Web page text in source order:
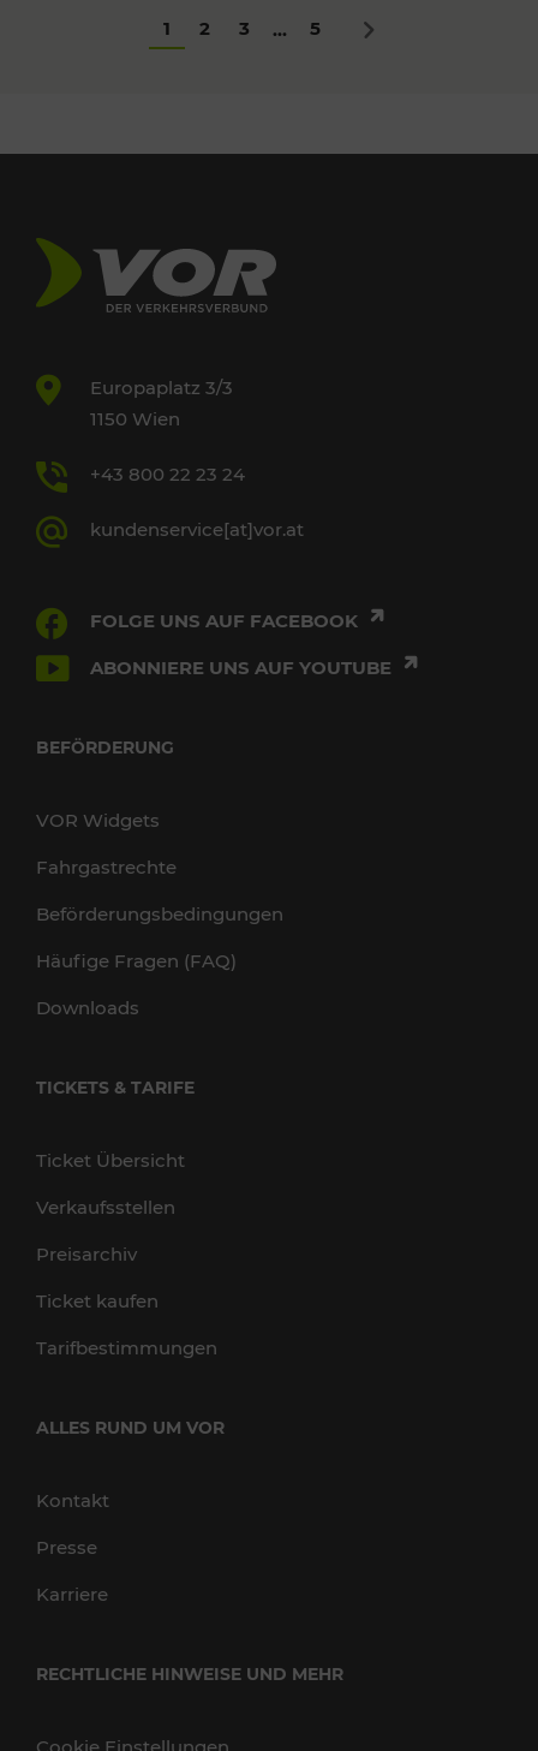
1 2 3 ... 5 Nächstes
Europaplatz 3/3
1150 Wien
+43 800 22 23 24
kundenservice[at]vor.at
FOLGE UNS AUF FACEBOOK
ABONNIERE UNS AUF YOUTUBE
BEFÖRDERUNG
VOR Widgets
Fahrgastrechte
Beförderungsbedingungen
Häufige Fragen (FAQ)
Downloads
TICKETS & TARIFE
Ticket Übersicht
Verkaufsstellen
Preisarchiv
Ticket kaufen
Tarifbestimmungen
ALLES RUND UM VOR
Kontakt
Presse
Karriere
RECHTLICHE HINWEISE UND MEHR